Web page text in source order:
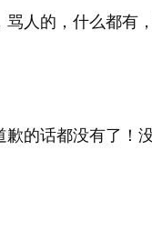
人的，什么都
的话都没有了！